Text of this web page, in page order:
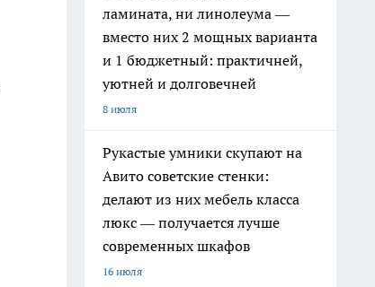
ламината, ни линолеума —
вместо них 2 мощных варианта
и 1 бюджетный: практичней,
уютней и долговечней
8 июля
Рукастые умники скупают на
Авито советские стенки:
делают из них мебель класса
люкс — получается лучше
современных шкафов
16 июля